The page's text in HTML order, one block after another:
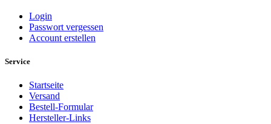
Login
Passwort vergessen
Account erstellen
Service
Startseite
Versand
Bestell-Formular
Hersteller-Links